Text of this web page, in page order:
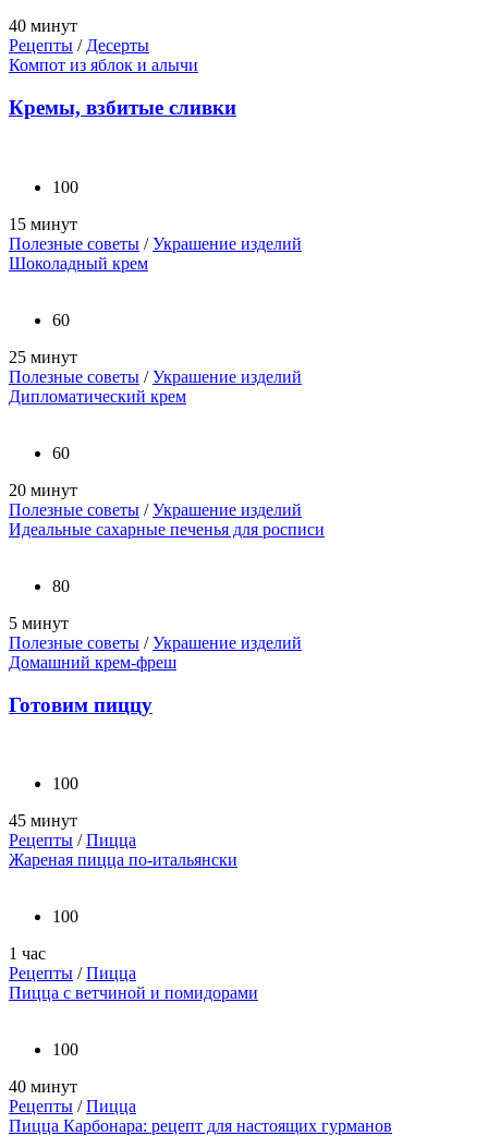
40 минут
Рецепты / Десерты
Компот из яблок и алычи
Кремы, взбитые сливки
100
15 минут
Полезные советы /Украшение изделий
Шоколадный крем
60
25 минут
Полезные советы /Украшение изделий
Дипломатический крем
60
20 минут
Полезные советы /Украшение изделий
Идеальные сахарные печенья для росписи
80
5 минут
Полезные советы /Украшение изделий
Домашний крем-фреш
Готовим пиццу
100
45 минут
Рецепты /Пицца
Жареная пицца по-итальянски
100
1 час
Рецепты /Пицца
Пицца с ветчиной и помидорами
100
40 минут
Рецепты /Пицца
Пицца Карбонара: рецепт для настоящих гурманов